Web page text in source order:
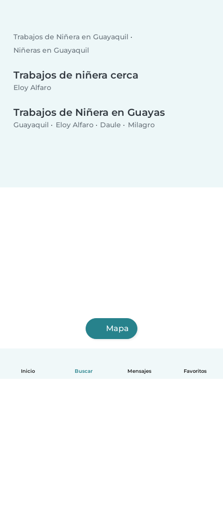
Inicio Buscar Mensajes Favoritos
Trabajos de Niñera en Guayaquil
Niñeras en Guayaquil
Trabajos de niñera cerca
Eloy Alfaro
Trabajos de Niñera en Guayas
Guayaquil Eloy Alfaro Daule Milagro
Mapa